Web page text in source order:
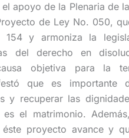
apoyo de la Plenaria de
de Ley No. 050,
y armoniza la
del derecho en
objetiva para la
que es importante
y recuperar las
el matrimonio.
éste proyecto avance y